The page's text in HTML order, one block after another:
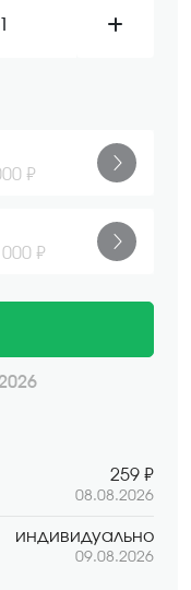
₽
₽
259 ₽
08.08.2026
индивидуально
09.08.2026